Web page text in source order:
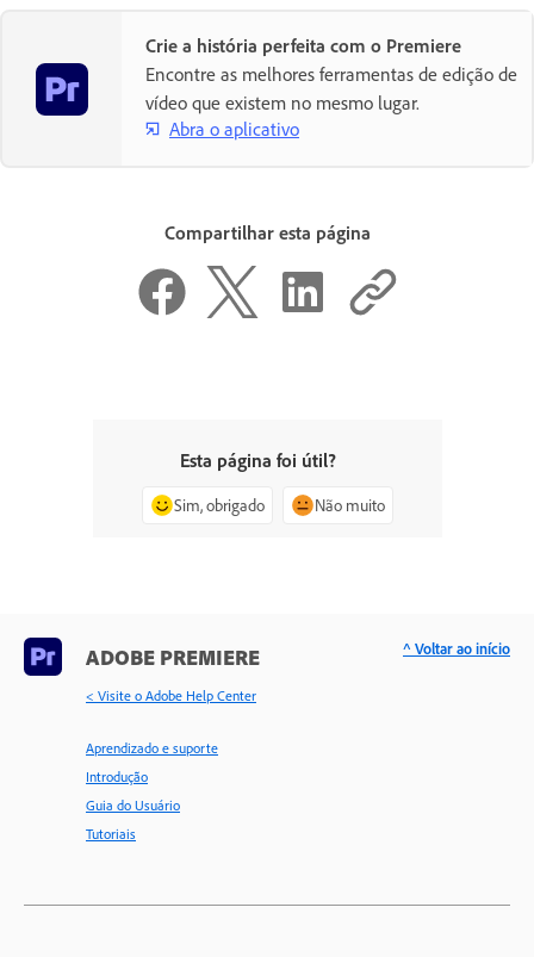
Crie a história perfeita com o Premiere
Encontre as melhores ferramentas de edição de
vídeo que existem no mesmo lugar.
Abra o aplicativo
Compartilhar esta página
Esta página foi útil?
Sim, obrigado Não muito
ADOBE PREMIERE
< Visite o Adobe Help Center
Aprendizado e suporte
Introdução
Guia do Usuário
Tutoriais
^ Voltar ao início